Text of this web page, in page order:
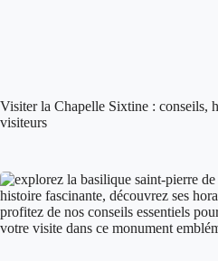
Visiter la Chapelle Sixtine : conseils,
visiteurs